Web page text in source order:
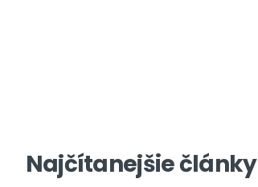
Najčítanejšie články